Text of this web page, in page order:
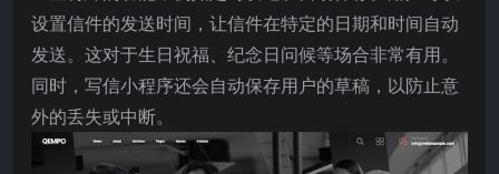
设置信件的发送时间，让信件在特定的日期和时间自动
发送。这对于生日祝福、纪念日问候等场合非常有用。
同时，写信小程序还会自动保存用户的草稿，以防止意
外的丢失或中断。